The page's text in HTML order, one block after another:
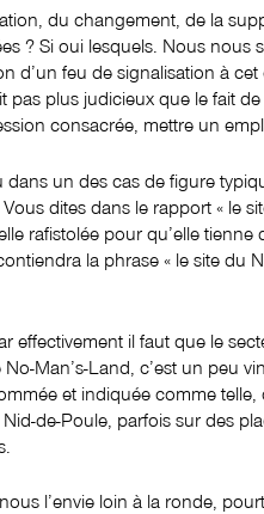
du changement, de la
? Si oui lesquels. Nous nous
d’un feu de signalisation à
pas plus judicieux que le fait
consacrée, mettre un
un des cas de figure
dites dans le rapport « le
rafistolée pour qu’elle tienne
la phrase « le site du
effectivement il faut que le
Man’s-Land, c’est un peu
et indiquée comme
de-Poule, parfois sur des
l’envie loin à la ronde,